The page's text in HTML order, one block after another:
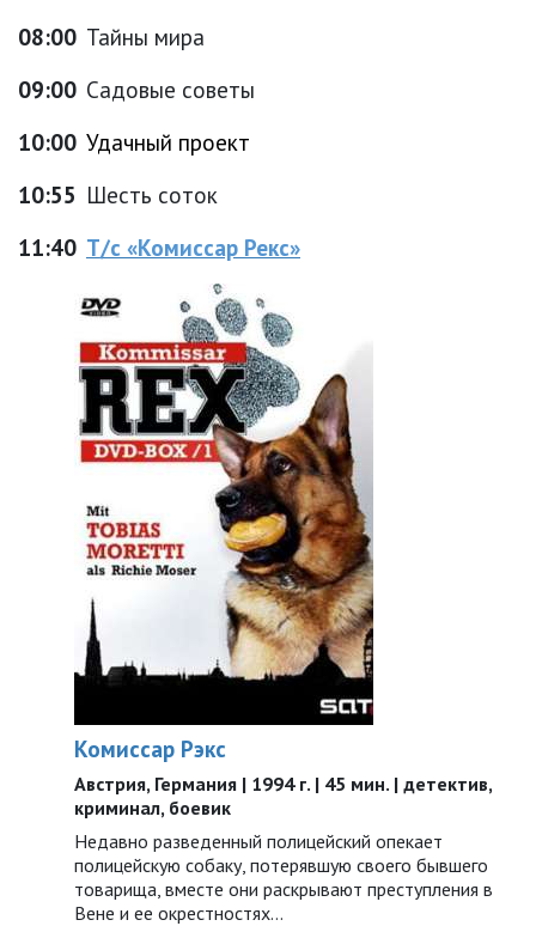
08:00 Тайны мира
09:00 Садовые советы
10:00 Удачный проект
10:55 Шесть соток
11:40 Т/с «Комиссар Рекс»
Комиссар Рэкс
Австрия, Германия | 1994 г. | 45 мин. | детектив,
криминал, боевик
Недавно разведенный полицейский опекает
полицейскую собаку, потерявшую своего бывшего
товарища, вместе они раскрывают преступления в
Вене и ее окрестностях…